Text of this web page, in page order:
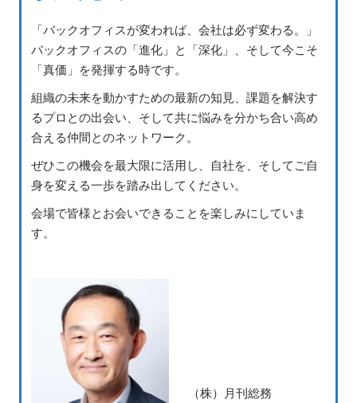
「バックオフィスが変われば、会社は必ず変わる。」
バックオフィスの「進化」と「深化」、そして今こそ
「真価」を発揮する時です。
組織の未来を動かすための最新の知見、課題を解決す
るプロとの出会い、そして共に悩みを分かち合い高め
合える仲間とのネットワーク。
ぜひこの機会を最大限に活用し、自社を、そしてご自
身を変える一歩を踏み出してください。
会場で皆様とお会いできることを楽しみにしていま
す。
（株）月刊総務